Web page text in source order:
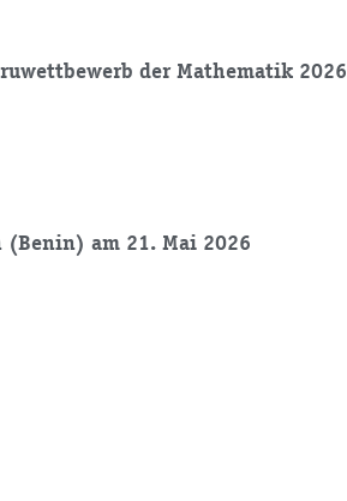
der Mathematik 2026
am 21. Mai 2026